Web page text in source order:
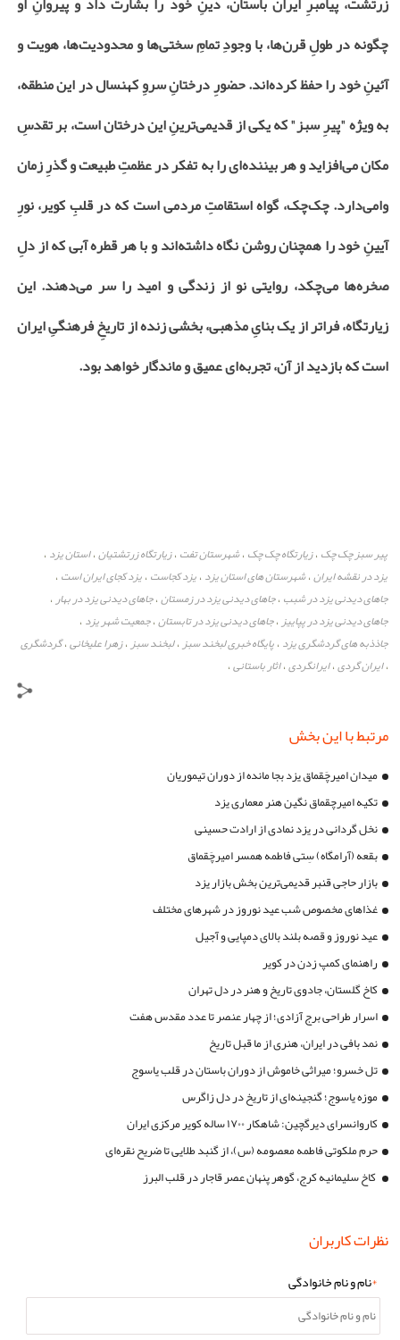
چگونه در طولِ قرن‌ها، با وجودِ تمامِ سختی‌ها و محدودیت‌ها، هویت و
آئینِ خود را حفظ کرده‌اند. حضورِ درختانِ سروِ کهنسال در این منطقه،
به ویژه "پیرِ سبز" که یکی از قدیمی‌ترینِ این درختان است، بر تقدسِ
مکان می‌افزاید و هر بیننده‌ای را به تفکر در عظمتِ طبیعت و گذرِ زمان
وامی‌دارد. چک‌چک، گواه استقامتِ مردمی است که در قلبِ کویر، نورِ
آیینِ خود را همچنان روشن نگاه داشته‌اند و با هر قطره آبی که از دلِ
صخره‌ها می‌چکد، روایتی نو از زندگی و امید را سر می‌دهند. این
زیارتگاه، فراتر از یک بنایِ مذهبی، بخشی زنده از تاریخِ فرهنگیِ ایران
است که بازدید از آن، تجربه‌ای عمیق و ماندگار خواهد بود.
پیر سبز چک چک ،زیارتگاه چک چک ،شهرستان تفت ،زیارتگاه زرتشتیان،استان یزد ،
یزد در نقشه ایران،شهرستان های استان یزد ،یزد کجاست ،یزد کجای ایران است ،
جاهای دیدنی یزد در شبب ،جاهای دیدنی یزد در زمستان،جاهای دیدنی یزد در بهار،
جاهای دیدنی یزد در پپاییز،جاهای دیدنی یزد در تابستان،جمعیت شهر یزد ،
جاذذبه های گردشگری یزد ،پایگاه خبری لبخند سبز،لبخند سبز،زهرا علیخانی،گردشگری
،ایران گردی،ایرانگردی،اثار باستانی،
مرتبط با این بخش
میدان امیرچَقماق یزد بجا مانده از دوران تیموریان
تکیه امیرچقماق نگین هنر معماری یزد
نخل گردانی در یزد نمادی از ارادت حسینی
بقعه (آرامگاه) سِتی فاطمه همسر امیرچَقماق
بازار حاجی قنبر قدیمی‌ترین بخش بازار یزد
غذاهای مخصوص شب عید نوروز در شهرهای مختلف
عید نوروز و قصه بلند بالای دمپایی و آجیل
راهنمای کمپ زدن در کویر
کاخ گلستان، جادوی تاریخ و هنر در دل تهران
اسرار طراحی برج آزادی؛ از چهار عنصر تا عدد مقدس هفت
نمد بافی در ایران، هنری از ما قبل تاریخ
تل خسرو؛ میراثی خاموش از دوران باستان در قلب یاسوج
موزه یاسوج؛ گنجینه‌ای از تاریخ در دل زاگرس
کاروانسرای دیرگچین: شاهکار ۱۷۰۰ ساله کویر مرکزی ایران
حرم ملکوتی فاطمه معصومه (س)، از گنبد طلایی تا ضریح نقره‌ای
کاخ سلیمانیه کرج، گوهر پنهان عصر قاجار در قلب البرز
نظرات کاربران
*نام و نام خانوادگی